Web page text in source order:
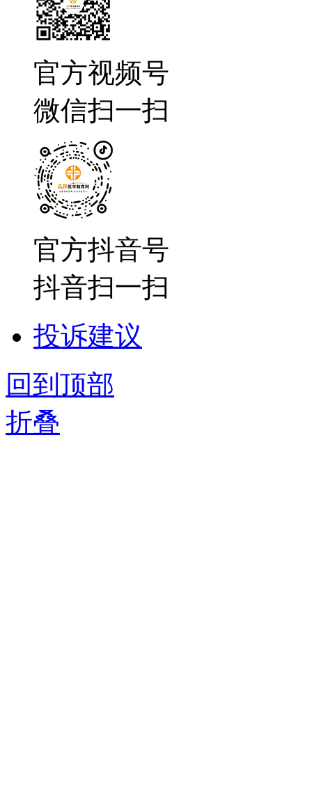
官方视频号
微信扫一扫
官方抖音号
抖音扫一扫
投诉建议
回到顶部
折叠